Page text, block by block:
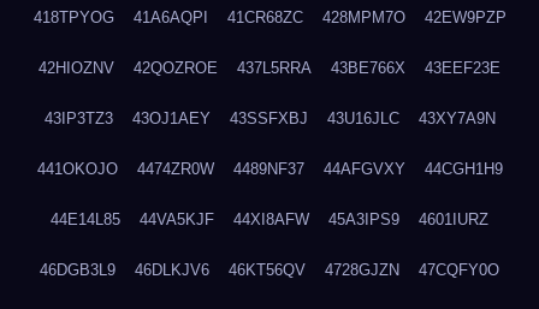
418TPYOG 41A6AQPI 41CR68ZC 428MPM7O 42EW9PZP
42HIOZNV 42QOZROE 437L5RRA 43BE766X 43EEF23E
43IP3TZ3 43OJ1AEY 43SSFXBJ 43U16JLC 43XY7A9N
441OKOJO 4474ZR0W 4489NF37 44AFGVXY 44CGH1H9
44E14L85 44VA5KJF 44XI8AFW 45A3IPS9 4601IURZ
46DGB3L9 46DLKJV6 46KT56QV 4728GJZN 47CQFY0O